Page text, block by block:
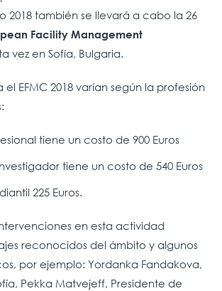
2018 también se llevará a cabo la 26
Facility Management
vez en Sofía, Bulgaria.
el EFMC 2018 varían según la profesión
tiene un costo de 900 Euros
tiene un costo de 540 Euros
225 Euros.
en esta actividad
reconocidos del ámbito y algunos
por ejemplo: Yordanka Fandakova,
Pekka Matvejeff, Presidente de